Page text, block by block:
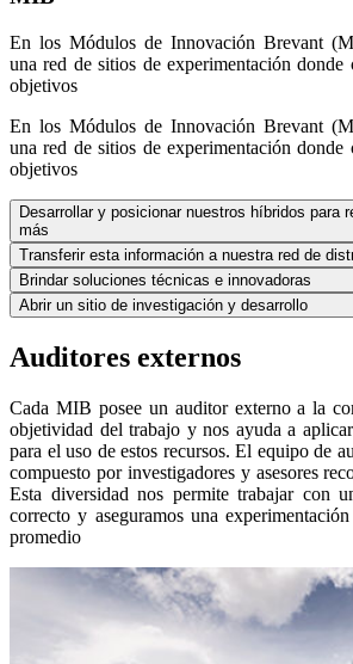
En los Módulos de Innovación Brevant
una red de sitios de experimentación donde
objetivos
En los Módulos de Innovación Brevant
una red de sitios de experimentación donde
objetivos
Desarrollar y posicionar nuestros híbridos para
más
Transferir esta información a nuestra red de
Brindar soluciones técnicas e innovadoras
Abrir un sitio de investigación y desarrollo
Auditores externos
Cada MIB posee un auditor externo a la
objetividad del trabajo y nos ayuda a
para el uso de estos recursos. El equipo de
compuesto por investigadores y asesores
Esta diversidad nos permite trabajar con
correcto y aseguramos una
promedio